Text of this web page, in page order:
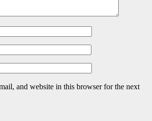
and website in this browser for the next